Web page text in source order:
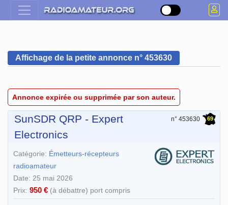
Affichage de la petite annonce n° 453630
Annonce expirée ou supprimée par son auteur.
SunSDR QRP - Expert
Electronics
n° 453630 69
Catégorie: Émetteurs-récepteurs
radioamateur
Date: 25 mai 2026
Prix: 950 € (à débattre) port compris